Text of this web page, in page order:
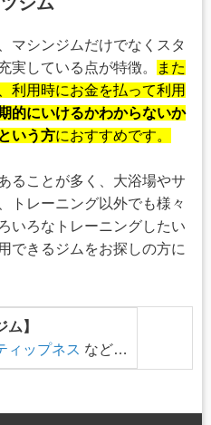
マシンジムだけでなくスタ
実している点が特徴。
また
利用時にお金を払って利用
的にいけるかわからないか
いう方におすすめです。
ることが多く、大浴場やサ
トレーニング以外でも様々
いろなトレーニングしたい
できるジムをお探しの方に
】
ィップネス など…